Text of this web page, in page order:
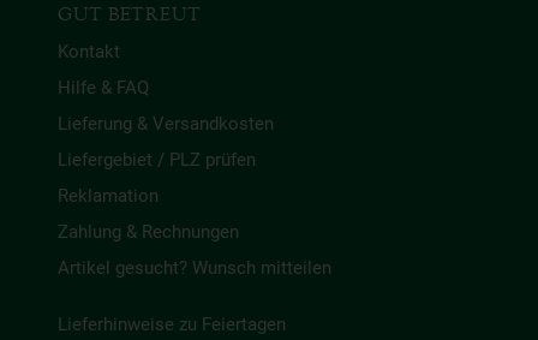
GUT BETREUT
Kontakt
Hilfe & FAQ
Lieferung & Versandkosten
Liefergebiet / PLZ prüfen
Reklamation
Zahlung & Rechnungen
Artikel gesucht? Wunsch mitteilen
Lieferhinweise zu Feiertagen